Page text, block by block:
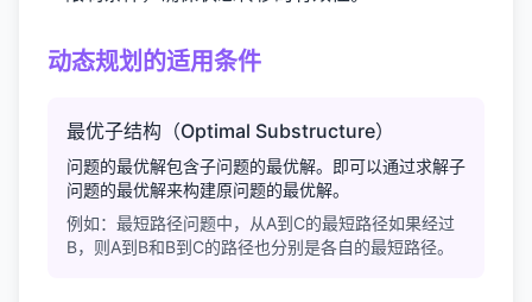
动态规划的适用条件
最优子结构（Optimal Substructure）
问题的最优解包含子问题的最优解。即可以通过求解子
问题的最优解来构建原问题的最优解。
例如：最短路径问题中，从A到C的最短路径如果经过
B，则A到B和B到C的路径也分别是各自的最短路径。